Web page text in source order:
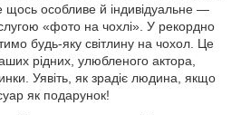
особливе й індивідуальне —
«фото на чохлі». У рекордно
будь-яку світлину на чохол. Це
рідних, улюбленого актора,
Уявіть, як зрадіє людина, якщо
як подарунок!